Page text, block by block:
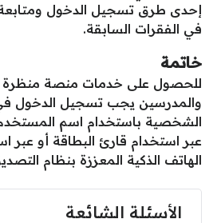
إحدى طرق تسجيل الدخول
في الفقرات السابقة.
خاتمة
للحصول على خدمات منصة منظرة
والمدرسين يجب تسجيل الدخول
الشخصية باستخدام اسم المستخدم
عبر استخدام قارئ البطاقة أو عبر
الهاتف الذكية المعززة بنظام
الأسئلة الشائعة